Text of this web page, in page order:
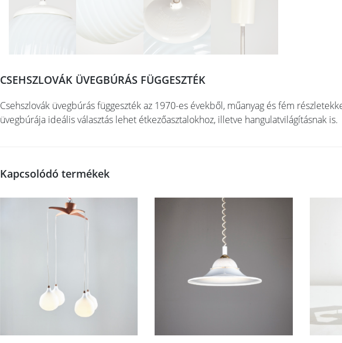
CSEHSZLOVÁK ÜVEGBÚRÁS FÜGGESZTÉK
Csehszlovák üvegbúrás függeszték az 1970-es évekből, műanyag és fém
üvegbúrája ideális választás lehet étkezőasztalokhoz, illetve hangulatvilágításnak is.
Kapcsolódó termékek